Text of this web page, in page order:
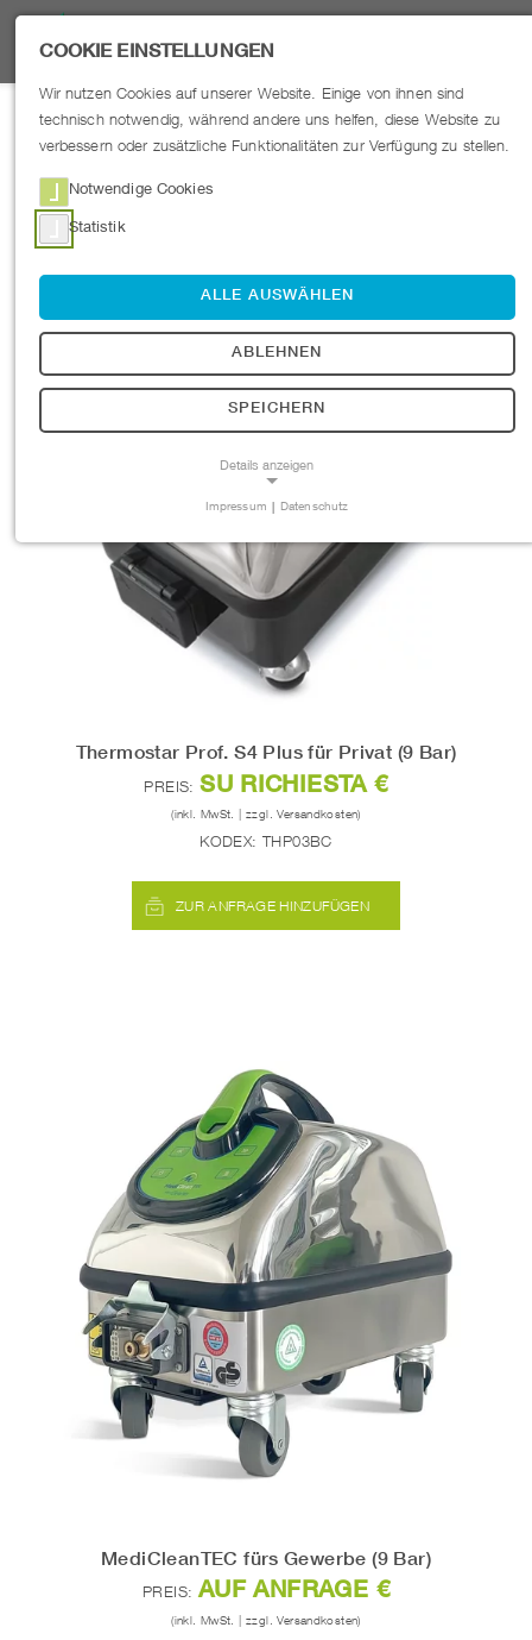
DER MICROCLEANER
UNTERNEHMEN
B-VAP
TEAM
REFERENZEN
SHOP
KONTAKT
UNSERE PRODUKTE
Thermostar Prof. S4 Plus für Privat (9 Bar)
PREIS:SU RICHIESTA €
(inkl. MwSt. | zzgl. Versandkosten)
KODEX: THP03BC
ZUR ANFRAGE HINZUFÜGEN
MediCleanTEC fürs Gewerbe (9 Bar)
PREIS:AUF ANFRAGE €
(inkl. MwSt. | zzgl. Versandkosten)
COOKIE EINSTELLUNGEN
Wir nutzen Cookies auf unserer Website. Einige von ihnen sind
technisch notwendig, während andere uns helfen, diese Website zu
verbessern oder zusätzliche Funktionalitäten zur Verfügung zu stellen.
Notwendige Cookies
Statistik
ALLE AUSWÄHLEN
ABLEHNEN
SPEICHERN
Details anzeigen
Notwendige Cookies ermöglichen grundlegende Funktionen und
sind für die einwandfreie Funktion der Website erforderlich.
Einverständnis-Cookie
Dieser Cookie speichert die ausgewählten Einverständnis-Optionen
des Benutzers
STATISTIK
Google LLC
Zweck:
Statistik
Cookie Laufzeit:
2 Jahre
Impressum Datenschutz